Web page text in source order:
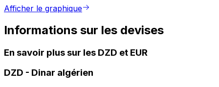
Afficher le graphique
Informations sur les devises
En savoir plus sur les DZD et EUR
DZD - Dinar algérien